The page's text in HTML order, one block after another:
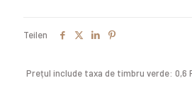
Teilen
Prețul include taxa de timbru verde: 0,6